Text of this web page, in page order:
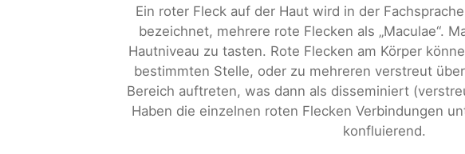
Ein roter Fleck auf der Haut wird in der
bezeichnet, mehrere rote Flecken als „Maculae“.
Hautniveau zu tasten. Rote Flecken am Körper
bestimmten Stelle, oder zu mehreren verstreut
Bereich auftreten, was dann als disseminiert
Haben die einzelnen roten Flecken Verbindungen
konfluierend.